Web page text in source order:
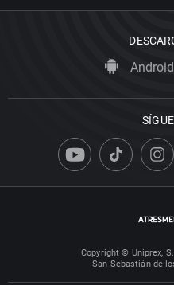
Android
Copyright © Uniprex,
San Sebastián de